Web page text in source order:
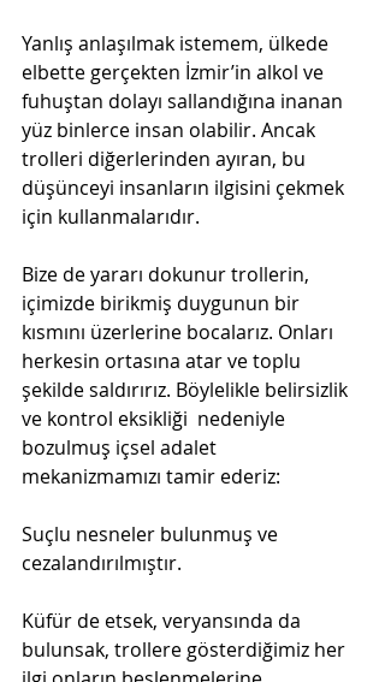
Yanlış anlaşılmak istemem, ülkede
elbette gerçekten İzmir’in alkol ve
fuhuştan dolayı sallandığına inanan
yüz binlerce insan olabilir. Ancak
trolleri diğerlerinden ayıran, bu
düşünceyi insanların ilgisini çekmek
için kullanmalarıdır.
Bize de yararı dokunur trollerin,
içimizde birikmiş duygunun bir
kısmını üzerlerine bocalarız. Onları
herkesin ortasına atar ve toplu
şekilde saldırırız. Böylelikle belirsizlik
ve kontrol eksikliği  nedeniyle
bozulmuş içsel adalet
mekanizmamızı tamir ederiz:
Suçlu nesneler bulunmuş ve
cezalandırılmıştır.
Küfür de etsek, veryansında da
bulunsak, trollere gösterdiğimiz her